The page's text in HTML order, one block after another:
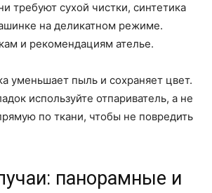
требуют сухой чистки, синтетика
на деликатном режиме.
и рекомендациям ателье.
уменьшает пыль и сохраняет цвет.
используйте отпариватель, а не
по ткани, чтобы не повредить
панорамные и